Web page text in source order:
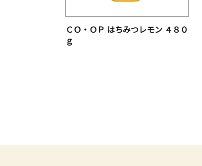
ＣＯ・ＯＰ はちみつレモン ４８０
ｇ